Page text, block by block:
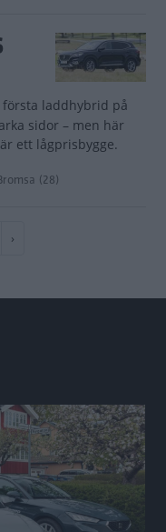
första laddhybrid på
sidor – men här
ett lågprisbygge.
(28)
Nästa
›